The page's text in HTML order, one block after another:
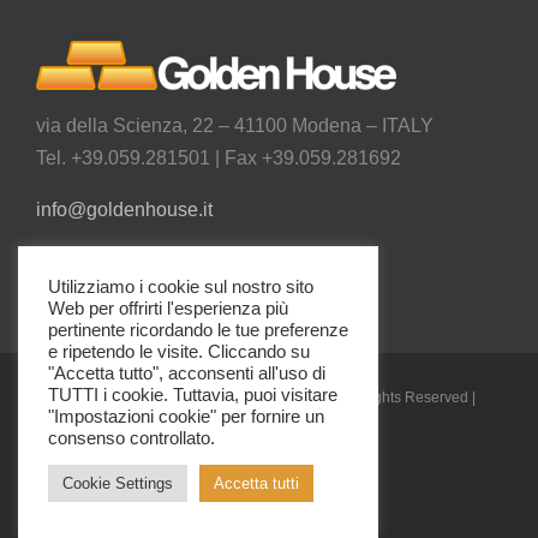
Cookie policy
via della Scienza, 22 – 41100 Modena – ITALY
Tel. +39.059.281501 | Fax +39.059.281692
info@goldenhouse.it
© Copyright 2012 - 2026 | Golden House | All Rights Reserved |
Powered byNouvelle Srl
Utilizziamo i cookie sul nostro sito
Web per offrirti l'esperienza più
pertinente ricordando le tue preferenze
e ripetendo le visite. Cliccando su
"Accetta tutto", acconsenti all'uso di
TUTTI i cookie. Tuttavia, puoi visitare
"Impostazioni cookie" per fornire un
consenso controllato.
Cookie Settings Accetta tutti